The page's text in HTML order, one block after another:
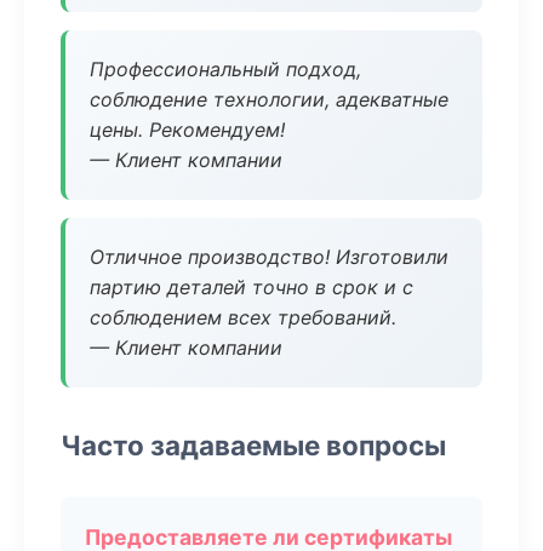
Профессиональный подход,
соблюдение технологии, адекватные
цены. Рекомендуем!
— Клиент компании
Отличное производство! Изготовили
партию деталей точно в срок и с
соблюдением всех требований.
— Клиент компании
Часто задаваемые вопросы
Предоставляете ли сертификаты